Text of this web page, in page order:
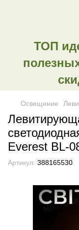
ТОП
Освещение
Everest BL-
Артикул: 388165530